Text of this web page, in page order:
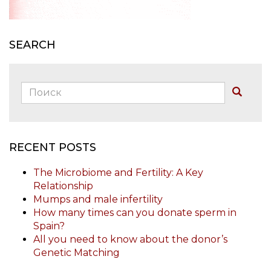
SEARCH
Поиск:
RECENT POSTS
The Microbiome and Fertility: A Key
Relationship
Mumps and male infertility
How many times can you donate sperm in
Spain?
All you need to know about the donor’s
Genetic Matching